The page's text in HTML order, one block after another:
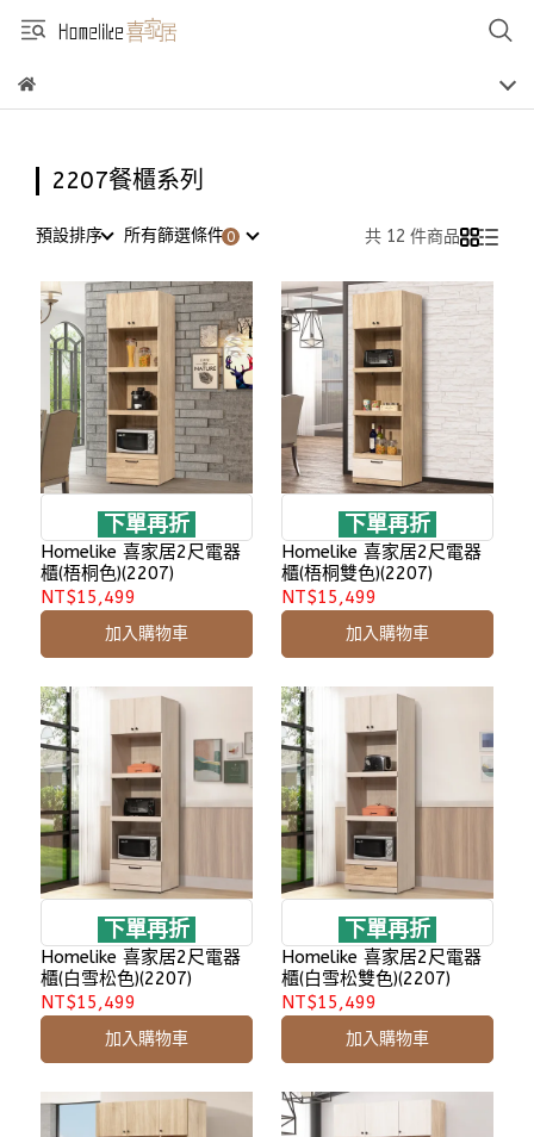
2207餐櫃系列
預設排序 所有篩選條件 共 12 件商品
下單再折
Homelike 喜家居2尺電器
櫃(梧桐色)(2207)
NT$15,499
加入購物車
下單再折
Homelike 喜家居2尺電器
櫃(梧桐雙色)(2207)
NT$15,499
加入購物車
下單再折
Homelike 喜家居2尺電器
櫃(白雪松色)(2207)
NT$15,499
加入購物車
下單再折
Homelike 喜家居2尺電器
櫃(白雪松雙色)(2207)
NT$15,499
加入購物車